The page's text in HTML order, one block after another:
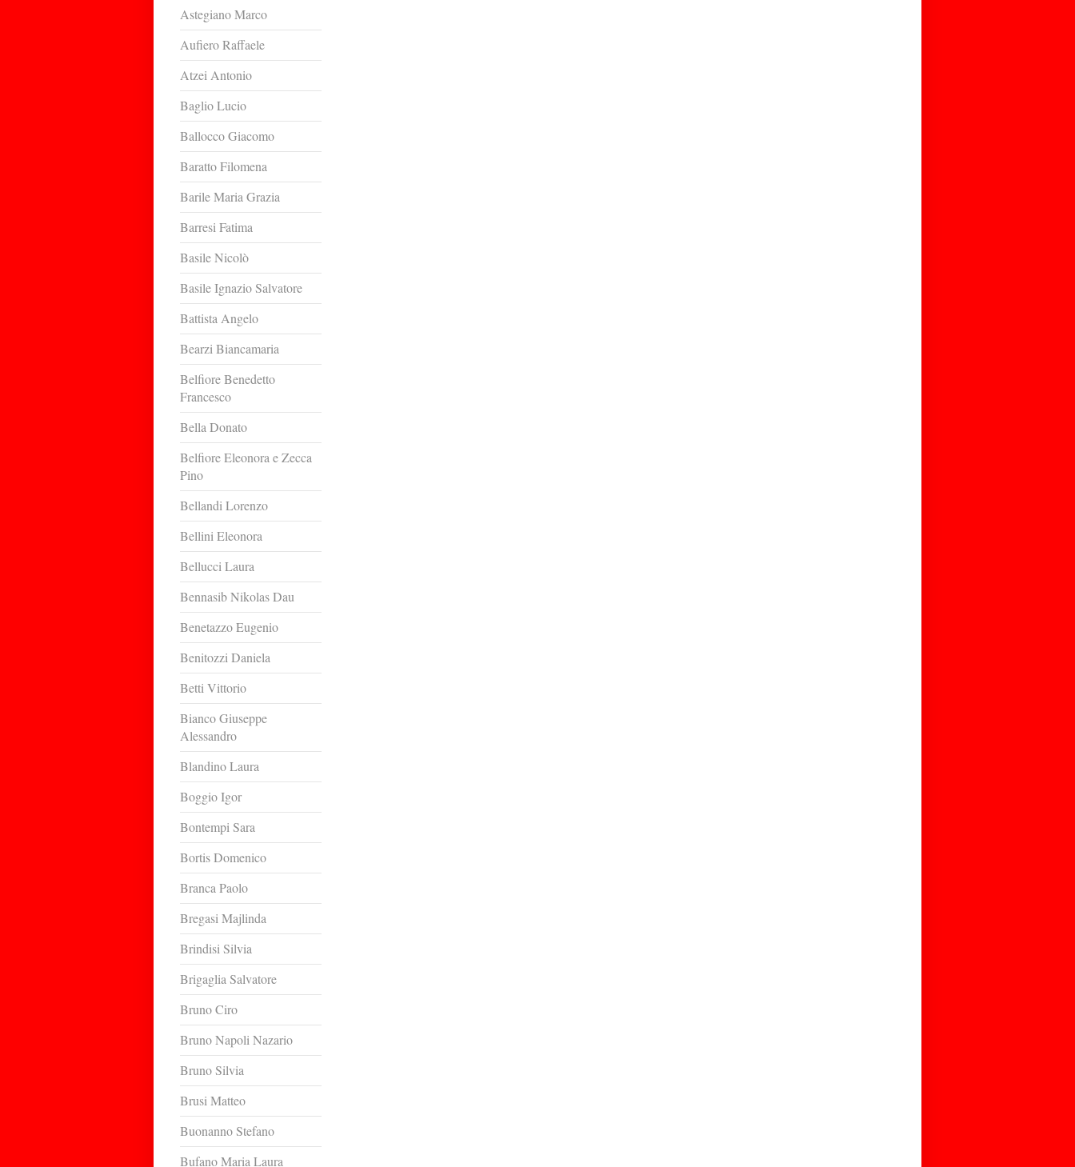
Astegiano Marco
Aufiero Raffaele
Atzei Antonio
Baglio Lucio
Ballocco Giacomo
Baratto Filomena
Barile Maria Grazia
Barresi Fatima
Basile Nicolò
Basile Ignazio Salvatore
Battista Angelo
Bearzi Biancamaria
Belfiore Benedetto
Francesco
Bella Donato
Belfiore Eleonora e Zecca
Pino
Bellandi Lorenzo
Bellini Eleonora
Bellucci Laura
Bennasib Nikolas Dau
Benetazzo Eugenio
Benitozzi Daniela
Betti Vittorio
Bianco Giuseppe
Alessandro
Blandino Laura
Boggio Igor
Bontempi Sara
Bortis Domenico
Branca Paolo
Bregasi Majlinda
Brindisi Silvia
Brigaglia Salvatore
Bruno Ciro
Bruno Napoli Nazario
Bruno Silvia
Brusi Matteo
Buonanno Stefano
Bufano Maria Laura